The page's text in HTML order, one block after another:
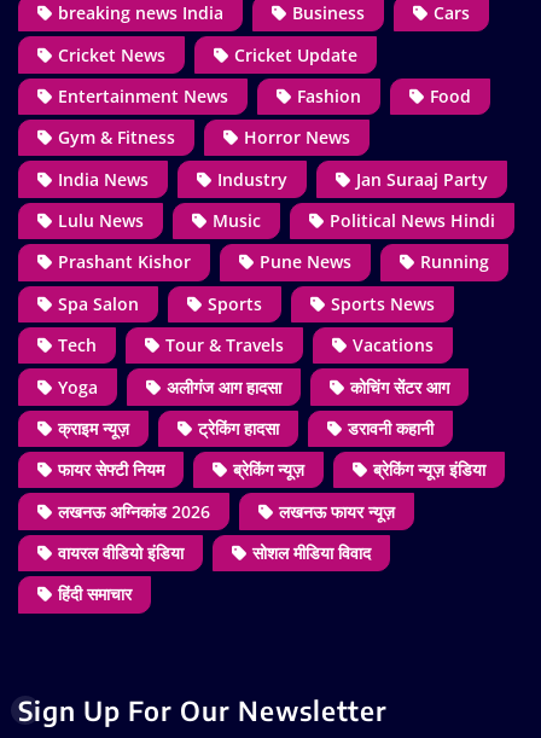
breaking news India
Business
Cars
Cricket News
Cricket Update
Entertainment News
Fashion
Food
Gym & Fitness
Horror News
India News
Industry
Jan Suraaj Party
Lulu News
Music
Political News Hindi
Prashant Kishor
Pune News
Running
Spa Salon
Sports
Sports News
Tech
Tour & Travels
Vacations
Yoga
अलीगंज आग हादसा
कोचिंग सेंटर आग
क्राइम न्यूज़
ट्रेकिंग हादसा
डरावनी कहानी
फायर सेफ्टी नियम
ब्रेकिंग न्यूज़
ब्रेकिंग न्यूज़ इंडिया
लखनऊ अग्निकांड 2026
लखनऊ फायर न्यूज़
वायरल वीडियो इंडिया
सोशल मीडिया विवाद
हिंदी समाचार
Sign Up For Our Newsletter